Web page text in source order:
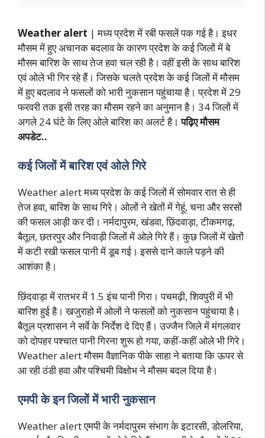
Weather alert | मध्य प्रदेश में रबी फसलें पक गई है। इधर
मौसम में हुए अचानक बदलाव के कारण प्रदेश के कई जिलों में बे
मौसम बारिश के साथ तेज हवा चल रही है। वहीं इसी के साथ बारिश
एवं ओले भी गिर रहे हैं। जिसके चलते प्रदेश के कई जिलों में मौसम
में हुए बदलाव ने फसलों को भारी नुकसान पहुंचाया है। प्रदेश में 29
फरवरी तक इसी तरह का मौसम रहने का अनुमान है। 34 जिलों में
अगले 24 घंटे के लिए ओले बारिश का अलर्ट है।पढ़िए मौसम
अपडेट..
कई जिलों में बारिश एवं ओले गिरे
Weather alert मध्य प्रदेश के कई जिलों में सोमवार रात से ही
तेज हवा, बारिश के साथ गिरे। ओलों ने खेतों में गेहूं, चना और सरसों
की फसल आड़ी कर दी। नर्मदापुरम, खंडवा, छिंदवाड़ा, टीकमगढ़,
बैतूल, छतरपुर और निवाड़ी जिलों में ओले गिरे हैं। कुछ जिलों में खेतों
में कटी रखी फसल पानी में डूब गई। इससे दाने काले पड़ने की
आशंका है।
छिंदवाड़ा में रातभर में 1.5 इंच पानी गिरा। पचमढ़ी, शिवपुरी में भी
बारिश हुई है। खजुराहो में ओलों ने फसलों को नुकसान पहुंचाया है।
बैतूल प्रशासन ने सर्वे के निर्देश दे दिए हैं। उज्जैन जिले में मंगलवार
को दोपहर पश्चात पानी गिरना शुरू हो गया, कहीं-कहीं ओले भी गिरे।
Weather alert मौसम वैज्ञानिक पीके साहा ने बताया कि ऊपर से
आ रही ठंडी हवा और पश्चिमी विक्षोभ ने मौसम बदल दिया है।
एमपी के इन जिलों में भारी नुकसान
Weather alert एमपी के नर्मदापुरम संभाग के इटारसी, डोलरिया,